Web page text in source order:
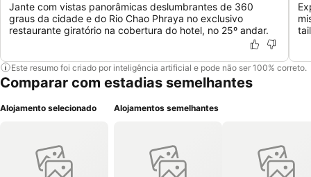
Jante com vistas panorâmicas deslumbrantes de 360
graus da cidade e do Rio Chao Phraya no exclusivo
restaurante giratório na cobertura do hotel, no 25º andar.
Este resumo foi criado por inteligência artificial e pode não ser 100% correto.
Comparar com estadias semelhantes
Alojamento selecionado Alojamentos semelhantes